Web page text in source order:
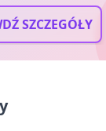
SZCZEGÓŁY